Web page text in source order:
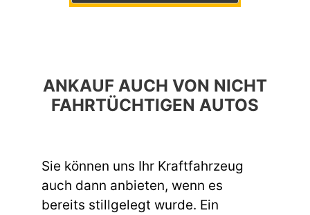
ANKAUF AUCH VON NICHT
FAHRTÜCHTIGEN AUTOS
Sie können uns Ihr Kraftfahrzeug
auch dann anbieten, wenn es
bereits stillgelegt wurde. Ein